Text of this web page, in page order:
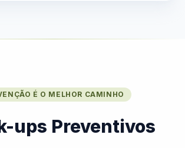
É O MELHOR CAMINHO
ups Preventivos